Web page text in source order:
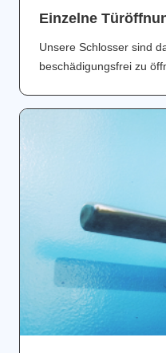
Einzelne
Unsere Schlosser sind
beschädigungsfrei zu